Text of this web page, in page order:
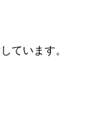
ています。